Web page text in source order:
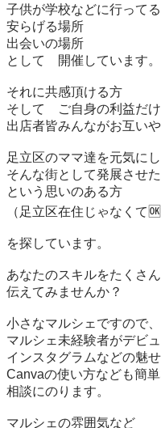
子供が学校などに行って
安らげる場所
出会いの場所
として　開催しています。
それに共感頂ける方
そして　ご自身の利益だけ
出店者皆みんながお互い
足立区のママ達を元気に
そんな街として発展させ
という思いのある方
（足立区在住じゃなくて🆗
を探しています。
あなたのスキルをたくさ
伝えてみませんか？
小さなマルシェですので、
マルシェ未経験者がデビ
インスタグラムなどの魅せ
Canvaの使い方なども簡
相談にのります。
マルシェの雰囲気など